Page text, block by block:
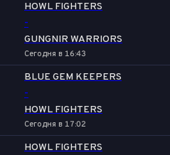
HOWL FIGHTERS
-
GUNGNIR WARRIORS
Сегодня в 16:43
BLUE GEM KEEPERS
-
HOWL FIGHTERS
Сегодня в 17:02
HOWL FIGHTERS